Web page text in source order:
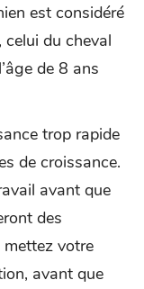
est considéré
celui du cheval
de 8 ans
trop rapide
de croissance.
avant que
des
votre
avant que